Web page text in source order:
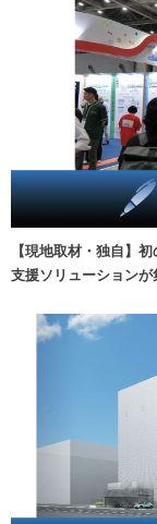
【現地取材・独自】
支援ソリューションが